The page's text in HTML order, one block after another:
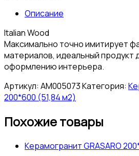
Описание
Italian Wood
Максимально точно имитирует
материалов, идеальный продукт
оформлению интерьера.
Артикул: АМ005073Категория:
200*600 (51,84 м2)
Похожие товары
Керамогранит GRASARO